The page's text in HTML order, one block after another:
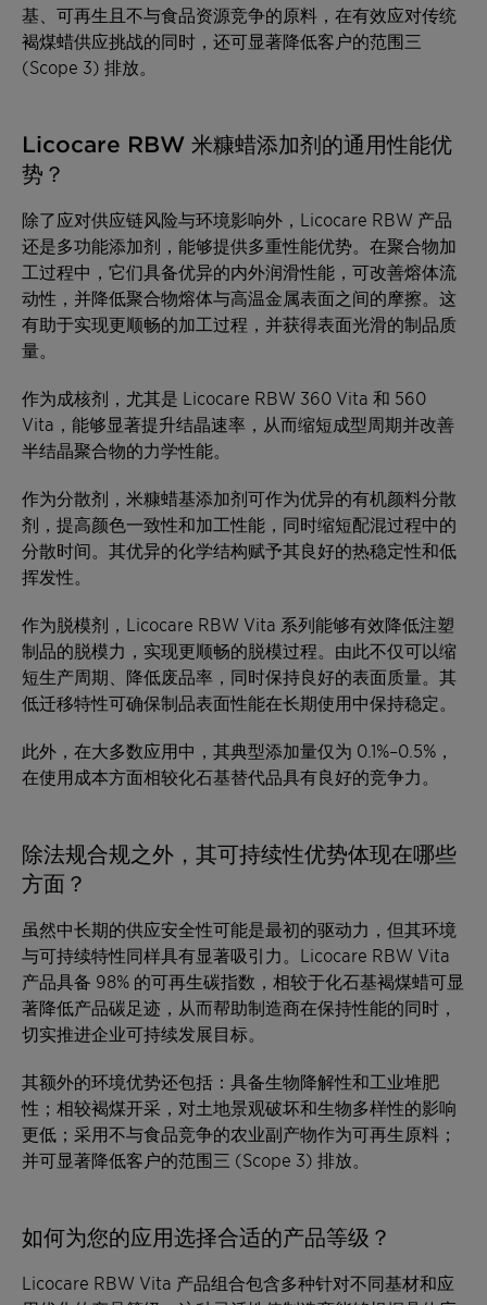
基、可再生且不与食品资源竞争的原料，在有效应对传统
褐煤蜡供应挑战的同时，还可显著降低客户的范围三
(Scope 3) 排放。
Licocare RBW 米糠蜡添加剂的通用性能优
势？
除了应对供应链风险与环境影响外，Licocare RBW 产品
还是多功能添加剂，能够提供多重性能优势。在聚合物加
工过程中，它们具备优异的内外润滑性能，可改善熔体流
动性，并降低聚合物熔体与高温金属表面之间的摩擦。这
有助于实现更顺畅的加工过程，并获得表面光滑的制品质
量。
作为成核剂，尤其是 Licocare RBW 360 Vita 和 560
Vita，能够显著提升结晶速率，从而缩短成型周期并改善
半结晶聚合物的力学性能。
作为分散剂，米糠蜡基添加剂可作为优异的有机颜料分散
剂，提高颜色一致性和加工性能，同时缩短配混过程中的
分散时间。其优异的化学结构赋予其良好的热稳定性和低
挥发性。
作为脱模剂，Licocare RBW Vita 系列能够有效降低注塑
制品的脱模力，实现更顺畅的脱模过程。由此不仅可以缩
短生产周期、降低废品率，同时保持良好的表面质量。其
低迁移特性可确保制品表面性能在长期使用中保持稳定。
此外，在大多数应用中，其典型添加量仅为 0.1%–0.5%，
在使用成本方面相较化石基替代品具有良好的竞争力。
除法规合规之外，其可持续性优势体现在哪些
方面？
虽然中长期的供应安全性可能是最初的驱动力，但其环境
与可持续特性同样具有显著吸引力。Licocare RBW Vita
产品具备 98% 的可再生碳指数，相较于化石基褐煤蜡可显
著降低产品碳足迹，从而帮助制造商在保持性能的同时，
切实推进企业可持续发展目标。
其额外的环境优势还包括：具备生物降解性和工业堆肥
性；相较褐煤开采，对土地景观破坏和生物多样性的影响
更低；采用不与食品竞争的农业副产物作为可再生原料；
并可显著降低客户的范围三 (Scope 3) 排放。
如何为您的应用选择合适的产品等级？
Licocare RBW Vita 产品组合包含多种针对不同基材和应